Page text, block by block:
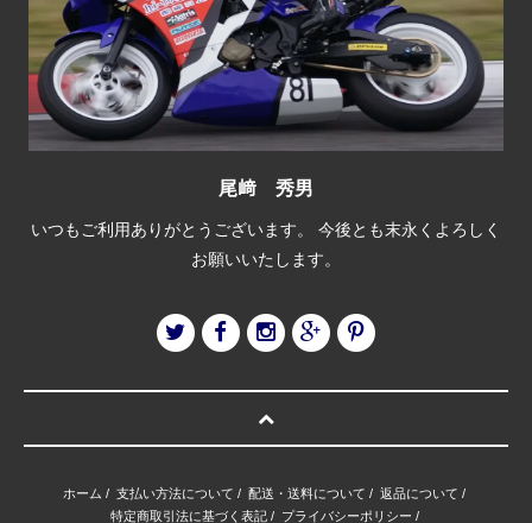
尾﨑 秀男
いつもご利用ありがとうございます。 今後とも末永くよろしく
お願いいたします。
ホーム / 支払い方法について / 配送・送料について / 返品について /
特定商取引法に基づく表記/ プライバシーポリシー /